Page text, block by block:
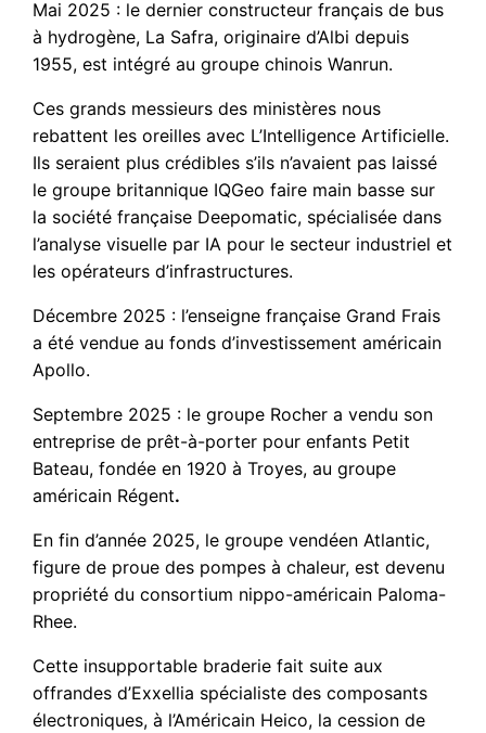
Mai 2025 : le dernier constructeur français de bus
à hydrogène, La Safra, originaire d’Albi depuis
1955, est intégré au groupe chinois Wanrun.
Ces grands messieurs des ministères nous
rebattent les oreilles avec L’Intelligence Artificielle.
Ils seraient plus crédibles s’ils n’avaient pas laissé
le groupe britannique IQGeo faire main basse sur
la société française Deepomatic, spécialisée dans
l’analyse visuelle par IA pour le secteur industriel et
les opérateurs d’infrastructures.
Décembre 2025 : l’enseigne française Grand Frais
a été vendue au fonds d’investissement américain
Apollo.
Septembre 2025 : le groupe Rocher a vendu son
entreprise de prêt-à-porter pour enfants Petit
Bateau, fondée en 1920 à Troyes, au groupe
américain Régent.
En fin d’année 2025, le groupe vendéen Atlantic,
figure de proue des pompes à chaleur, est devenu
propriété du consortium nippo-américain Paloma-
Rhee.
Cette insupportable braderie fait suite aux
offrandes d’Exxellia spécialiste des composants
électroniques, à l’Américain Heico, la cession de